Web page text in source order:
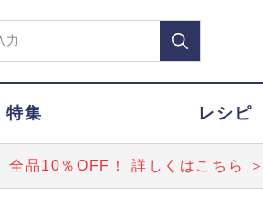
特集 レシピ
全品10％OFF！ 詳しくはこちら ＞